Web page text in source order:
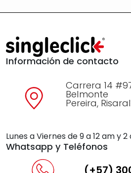
Información de contacto
Carrera 14
Belmonte
Pereira,
Lunes a Viernes de 9 a 12 am y
Whatsapp y Teléfonos
(+57)